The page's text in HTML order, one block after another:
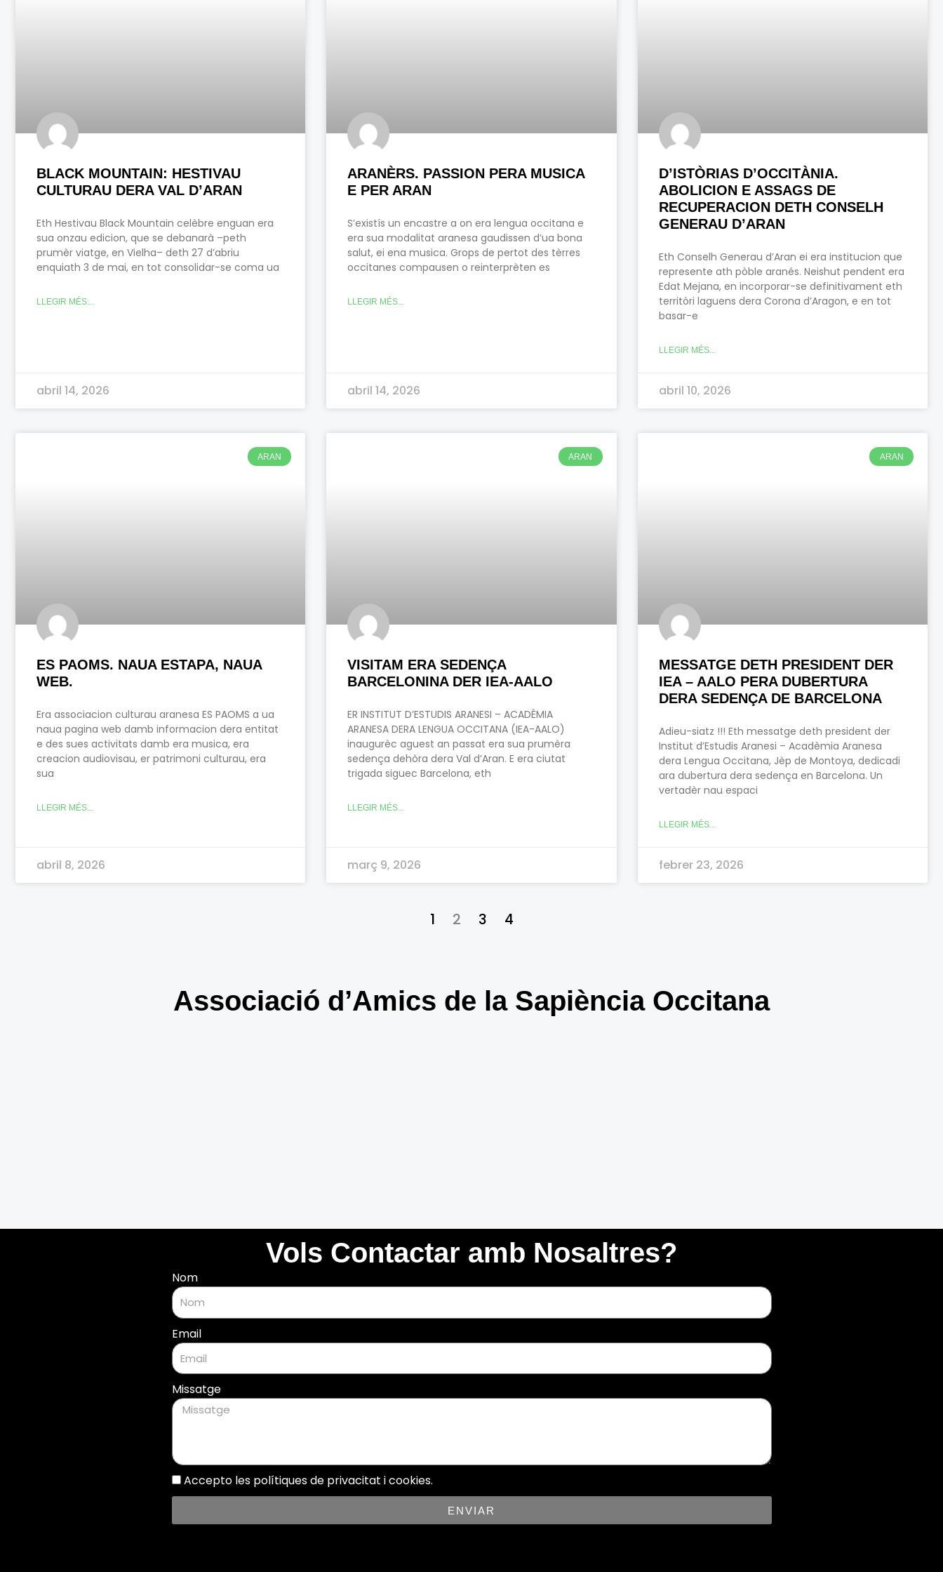
BLACK MOUNTAIN: HESTIVAU
CULTURAU DERA VAL D’ARAN
Eth Hestivau Black Mountain celèbre enguan era
sua onzau edicion, que se debanarà –peth
prumèr viatge, en Vielha– deth 27 d’abriu
enquiath 3 de mai, en tot consolidar-se coma ua
LLEGIR MÉS...
abril 14, 2026
ARANÈRS. PASSION PERA MUSICA
E PER ARAN
S’existís un encastre a on era lengua occitana e
era sua modalitat aranesa gaudissen d’ua bona
salut, ei ena musica. Grops de pertot des tèrres
occitanes compausen o reinterprèten es
LLEGIR MÉS...
abril 14, 2026
D’ISTÒRIAS D’OCCITÀNIA.
ABOLICION E ASSAGS DE
RECUPERACION DETH CONSELH
GENERAU D’ARAN
Eth Conselh Generau d’Aran ei era institucion que
represente ath pòble aranés. Neishut pendent era
Edat Mejana, en incorporar-se definitivament eth
territòri laguens dera Corona d’Aragon, e en tot
basar-e
LLEGIR MÉS...
abril 10, 2026
ARAN
ES PAOMS. NAUA ESTAPA, NAUA
WEB.
Era associacion culturau aranesa ES PAOMS a ua
naua pagina web damb informacion dera entitat
e des sues activitats damb era musica, era
creacion audiovisau, er patrimoni culturau, era
sua
LLEGIR MÉS...
abril 8, 2026
ARAN
VISITAM ERA SEDENÇA
BARCELONINA DER IEA-AALO
ER INSTITUT D’ESTUDIS ARANESI – ACADÈMIA
ARANESA DERA LENGUA OCCITANA (IEA-AALO)
inaugurèc aguest an passat era sua prumèra
sedença dehòra dera Val d’Aran. E era ciutat
trigada siguec Barcelona, eth
LLEGIR MÉS...
març 9, 2026
ARAN
MESSATGE DETH PRESIDENT DER
IEA – AALO PERA DUBERTURA
DERA SEDENÇA DE BARCELONA
Adieu-siatz !!! Eth messatge deth president der
Institut d’Estudis Aranesi – Acadèmia Aranesa
dera Lengua Occitana, Jèp de Montoya, dedicadi
ara dubertura dera sedença en Barcelona. Un
vertadèr nau espaci
LLEGIR MÉS...
febrer 23, 2026
1 2 3 4
Associació d’Amics de la Sapiència Occitana
Vols Contactar amb Nosaltres?
Nom
Email
Missatge
Accepto les polítiques de privacitat i cookies.
ENVIAR